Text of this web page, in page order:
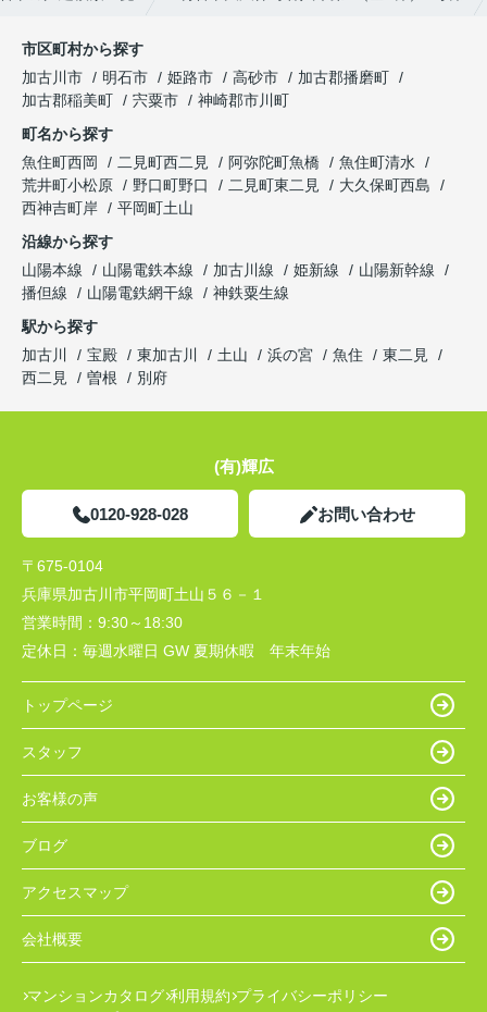
市区町村から探す
加古川市
明石市 姫路市 高砂市
加古郡播磨町
加古郡稲美町
宍粟市
神崎郡市川町
町名から探す
魚住町西岡
二見町西二見 阿弥陀町魚橋
魚住町清水
荒井町小松原
野口町野口 二見町東二見
大久保町西島
西神吉町岸
平岡町土山
沿線から探す
山陽本線
山陽電鉄本線 加古川線 姫新線
山陽新幹線
播但線
山陽電鉄網干線
神鉄粟生線
駅から探す
加古川
宝殿 東加古川 土山 浜の宮 魚住
東二見
西二見
曽根 別府
(有)輝広
0120-928-028 お問い合わせ
〒675-0104
兵庫県加古川市平岡町土山５６－１
営業時間： 9:30～18:30
定休日： 毎週水曜日 GW 夏期休暇 年末年始
トップページ
スタッフ
お客様の声
ブログ
アクセスマップ
会社概要
マンションカタログ 利用規約 プライバシーポリシー